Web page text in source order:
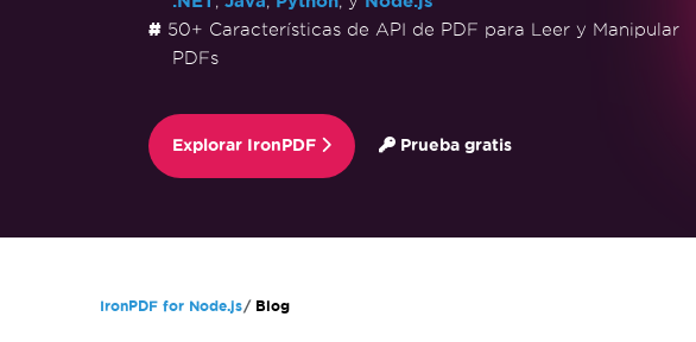
50+ Características de API de PDF para Leer y Manipular
PDFs
Explorar IronPDF Prueba gratis
IronPDF for Node.js Blog